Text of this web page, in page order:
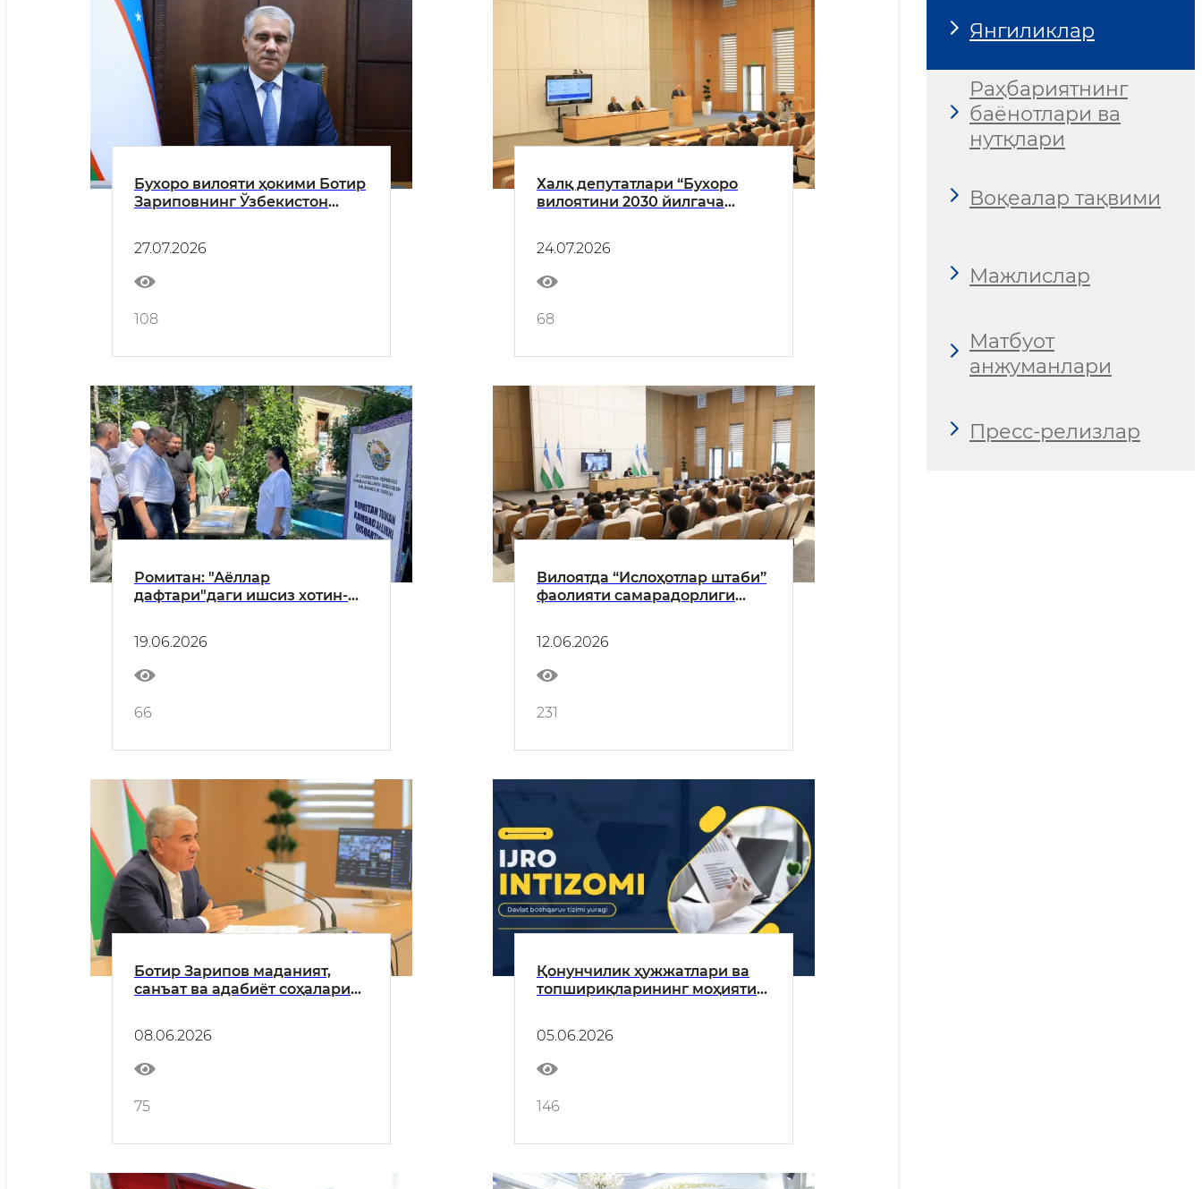
Бухоро вилояти ҳокими Ботир
Зариповнинг Ўзбекистон
қарорлари ҳамда Вазирлар
Маҳкамаси ҳужжатлари
ижроси юзасидан ҳисоботи
27.07.2026
108
Халқ депутатлари “Бухоро
вилоятини 2030 йилгача
24.07.2026
68
Ромитан: "Аёллар
дафтари"даги ишсиз хотин-
19.06.2026
66
Вилоятда “Ислоҳотлар штаби”
фаолияти самарадорлиги
12.06.2026
231
Ботир Зарипов маданият,
санъат ва адабиёт соҳалари
08.06.2026
75
Қонунчилик ҳужжатлари ва
топшириқларининг моҳияти
қабул қилинаётган чора-
тадбирлар ижроси бўйича
ҳисобот
05.06.2026
146
Янгиликлар
Раҳбариятнинг
баёнотлари ва
нутқлари
Воқеалар тақвими
Мажлислар
Матбуот
анжуманлари
Пресс-релизлар